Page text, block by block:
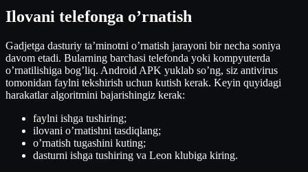
Ilovani telefonga o’rnatish
Gadjetga dasturiy ta’minotni o’rnatish jarayoni bir necha soniya
davom etadi. Bularning barchasi telefonda yoki kompyuterda
o’rnatilishiga bog’liq. Android APK yuklab so’ng, siz antivirus
tomonidan faylni tekshirish uchun kutish kerak. Keyin quyidagi
harakatlar algoritmini bajarishingiz kerak:
faylni ishga tushiring;
ilovani o’rnatishni tasdiqlang;
o’rnatish tugashini kuting;
dasturni ishga tushiring va Leon klubiga kiring.